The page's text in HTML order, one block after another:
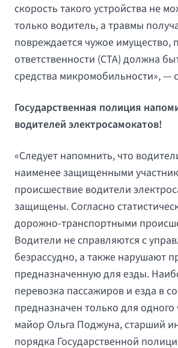
скорость такого устройства не
только водитель, а травмы
повреждается чужое имущество,
ответственности (СТА) должна
средства микромобильности», —
Государственная полиция
водителей электросамокатов!
«Следует напомнить, что
наименее защищенными
происшествие водители
защищены. Согласно
дорожно-транспортными
Водители не справляются с
безрассудно, а также нарушают
предназначенную для езды.
перевозка пассажиров и езда в
предназначен только для
майор Ольга Поджуна, старший
порядка Государственной